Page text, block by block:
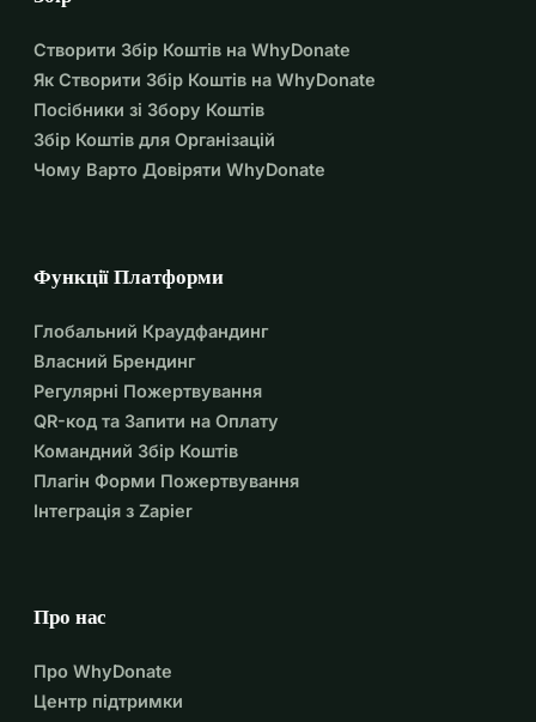
Створити Збір Коштів на WhyDonate
Як Створити Збір Коштів на WhyDonate
Посібники зі Збору Коштів
Збір Коштів для Організацій
Чому Варто Довіряти WhyDonate
Функції Платформи
Глобальний Краудфандинг
Власний Брендинг
Регулярні Пожертвування
QR-код та Запити на Оплату
Командний Збір Коштів
Плагін Форми Пожертвування
Інтеграція з Zapier
Про нас
Про WhyDonate
Центр підтримки